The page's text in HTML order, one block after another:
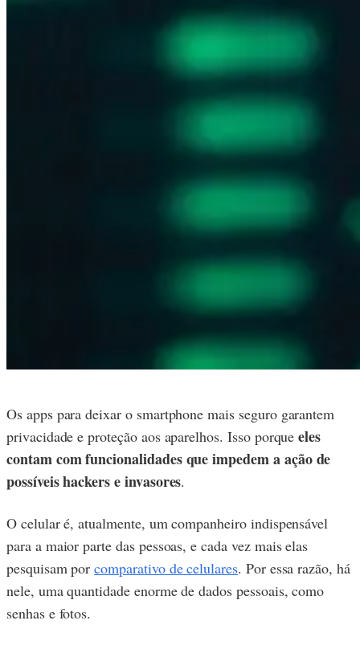
Os apps para deixar o smartphone mais seguro garantem
privacidade e proteção aos aparelhos. Isso porqueeles
contam com funcionalidades que impedem a ação de
possíveis hackers e invasores.
O celular é, atualmente, um companheiro indispensável
para a maior parte das pessoas, e cada vez mais elas
pesquisam porcomparativo de celulares. Por essa razão, há
nele, uma quantidade enorme de dados pessoais, como
senhas e fotos.